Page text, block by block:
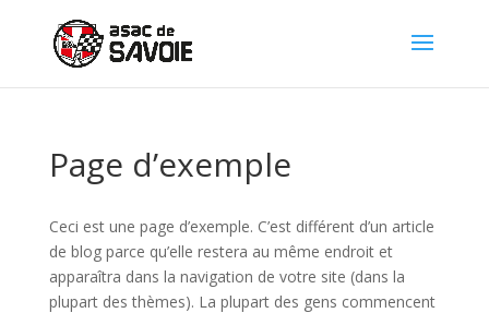
Page d’exemple
Ceci est une page d’exemple. C’est différent d’un article
de blog parce qu’elle restera au même endroit et
apparaîtra dans la navigation de votre site (dans la
plupart des thèmes). La plupart des gens commencent